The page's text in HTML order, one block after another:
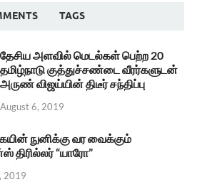
TAGS
தேசிய அளவில் மெடல்கள் பெற்ற 20
தமிழ்நாடு குத்துச்சண்டை வீரர்களுடன்
அருண் விஜய்யின் திடீர் சந்திப்பு
August 6, 2019
நுனிக்கு வர வைக்கும்
திரில்லர் “யாரோ”
2019